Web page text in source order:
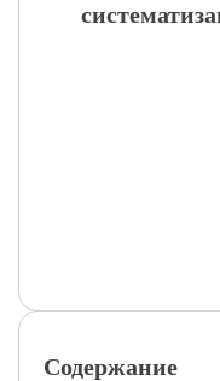
Содержание